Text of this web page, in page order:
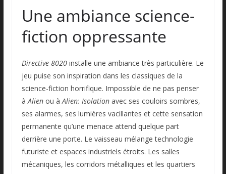
Une ambiance science-
fiction oppressante
Directive 8020installe une ambiance très particulière. Le
jeu puise son inspiration dans les classiques de la
science-fiction horrifique. Impossible de ne pas penser
àAlienou àAlien: Isolationavec ses couloirs sombres,
ses alarmes, ses lumières vacillantes et cette sensation
permanente qu’une menace attend quelque part
derrière une porte. Le vaisseau mélange technologie
futuriste et espaces industriels étroits. Les salles
mécaniques, les corridors métalliques et les quartiers